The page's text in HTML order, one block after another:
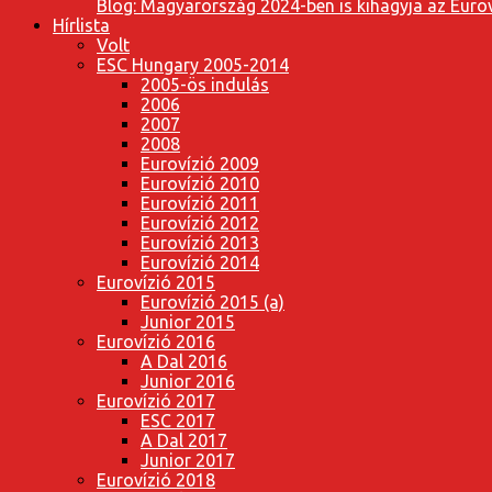
Blog: Magyarország 2024-ben is kihagyja az
Hírlista
Volt
ESC Hungary 2005-2014
2005-ös indulás
2006
2007
2008
Eurovízió 2009
Eurovízió 2010
Eurovízió 2011
Eurovízió 2012
Eurovízió 2013
Eurovízió 2014
Eurovízió 2015
Eurovízió 2015 (a)
Junior 2015
Eurovízió 2016
A Dal 2016
Junior 2016
Eurovízió 2017
ESC 2017
A Dal 2017
Junior 2017
Eurovízió 2018